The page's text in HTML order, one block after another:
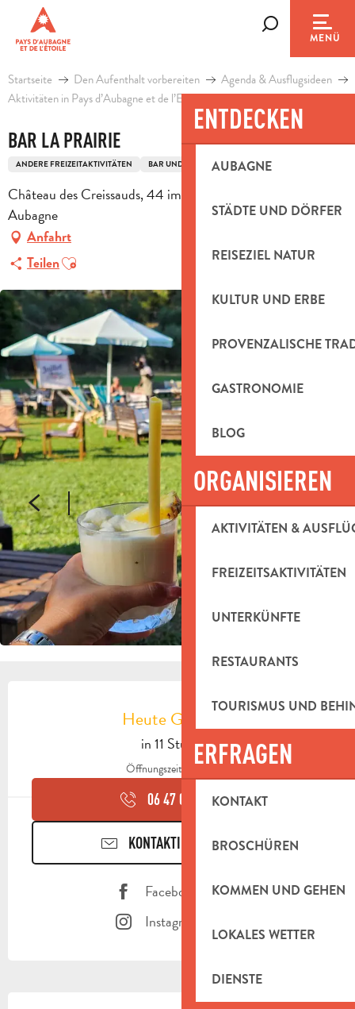
contenu
principal
MENÜ
ENTDECKEN
AUBAGNE
STÄDTE UND DÖRFER
REISEZIEL NATUR
KULTUR UND ERBE
PROVENZALISCHE
GASTRONOMIE
BLOG
ORGANISIEREN
AKTIVITÄTEN &
FREIZEITSAKTIVITÄTEN
UNTERKÜNFTE
RESTAURANTS
TOURISMUS UND
ERFRAGEN
KONTAKT
BROSCHÜREN
KOMMEN UND GEHEN
LOKALES WETTER
DIENSTE
Startseite Den Aufenthalt vorbereiten
Agenda & Ausflugsideen
Aktivitäten in Pays d’Aubagne et de l’Etoile
Freizeit Bar La Prairie
BAR LA PRAIRIE
ANDERE FREIZEITAKTIVITÄTEN BAR UND PUB COCKTAILBAR
Château des Creissauds, 44 impasse de la Badiane, 13400
Aubagne
Anfahrt
TeilenAjouter aux favoris
ÖFFNUNGSZEITEN &
Heute Geöffnet
in 11 Stunden
Öffnungszeiten ansehen
06 47 08 53▒▒
KONTAKTIEREN SIE UNS
Facebook Seite
Instagram Seite